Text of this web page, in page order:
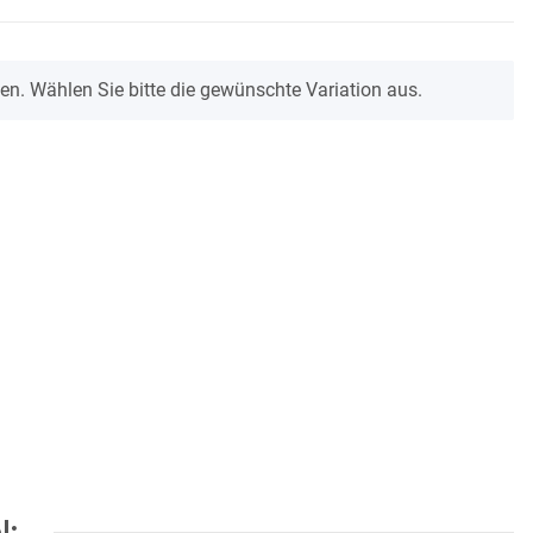
Wählen Sie bitte die gewünschte Variation aus.